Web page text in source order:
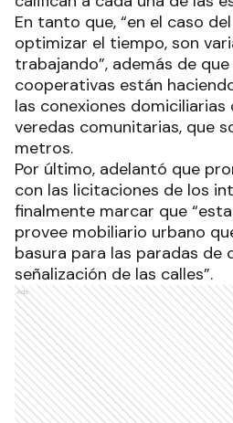
En tanto que, “en el caso
optimizar el tiempo, son
trabajando”, además de que
cooperativas están
las conexiones domiciliarias
veredas comunitarias, que
metros.
Por último, adelantó que
con las licitaciones de los
finalmente marcar que
provee mobiliario urbano
basura para las paradas de
señalización de las calles”.
Ads